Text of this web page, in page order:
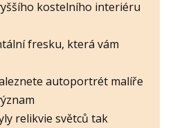
kostelního interiéru
fresku, která vám
autoportrét malíře
relikvie světců tak